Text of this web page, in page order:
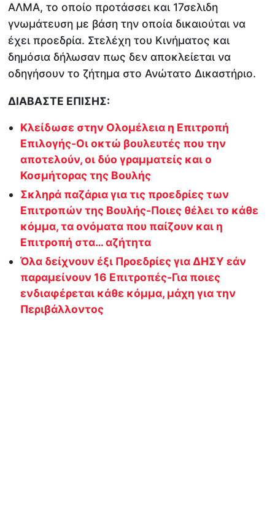
ΑΛΜΑ, το οποίο προτάσσει και 17σελιδη
γνωμάτευση με βάση την οποία δικαιούται να
έχει προεδρία. Στελέχη του Κινήματος και
δημόσια δήλωσαν πως δεν αποκλείεται να
οδηγήσουν το ζήτημα στο Ανώτατο Δικαστήριο.
ΔΙΑΒΑΣΤΕ ΕΠΙΣΗΣ:
Κλείδωσε στην Ολομέλεια η Επιτροπή
Επιλογής-Οι οκτώ βουλευτές που την
αποτελούν, οι δύο γραμματείς και ο
Κοσμήτορας της Βουλής
Σκληρά παζάρια για τις προεδρίες των
Επιτροπών της Βουλής-Ποιες θέλει το κάθε
κόμμα, τα ονόματα που παίζουν και η
Επιτροπή στα… αζήτητα
Όλα δείχνουν έξι Προεδρίες για ΔΗΣΥ εάν
παραμείνουν 16 Επιτροπές-Για ποιες
ενδιαφέρεται κάθε κόμμα, μάχη για την
Περιβάλλοντος